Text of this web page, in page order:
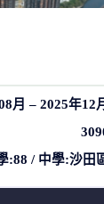
月 – 2025年12
:88 / 中學:沙田